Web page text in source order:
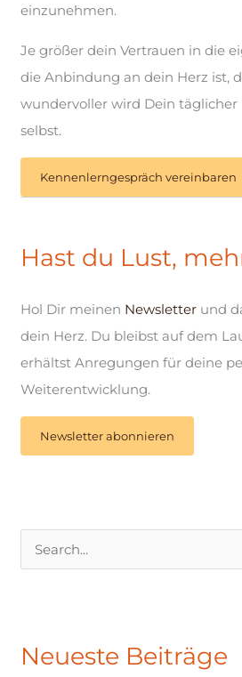
einzunehmen.
Je größer dein Vertrauen in die
die Anbindung an dein Herz ist,
wundervoller wird Dein
selbst.
Kennenlerngespräch vereinbaren
Hast du Lust,
Hol Dir meinen Newsletter und
dein Herz. Du bleibst auf dem
erhältst Anregungen für deine
Weiterentwicklung.
Newsletter abonnieren
e
Neueste Beiträge